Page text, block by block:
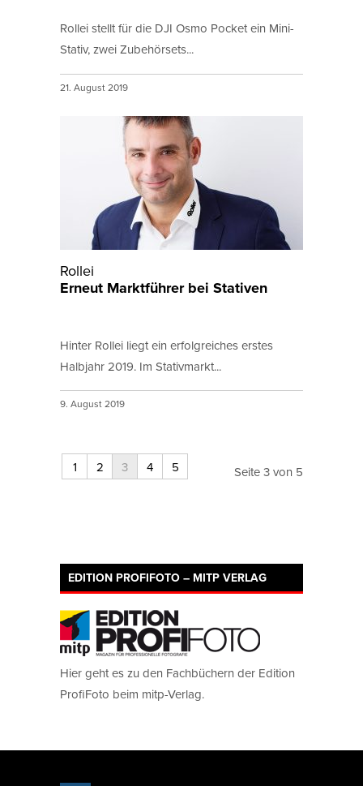
Rollei stellt für die DJI Osmo Pocket ein Mini-
Stativ, zwei Zubehörsets...
21. August 2019
Rollei
Erneut Marktführer bei Stativen
Hinter Rollei liegt ein erfolgreiches erstes
Halbjahr 2019. Im Stativmarkt...
9. August 2019
1 2 3 4 5 Seite 3 von 5
EDITION PROFIFOTO – MITP VERLAG
Hier geht es zu den Fachbüchern der Edition
ProfiFoto beim mitp-Verlag.